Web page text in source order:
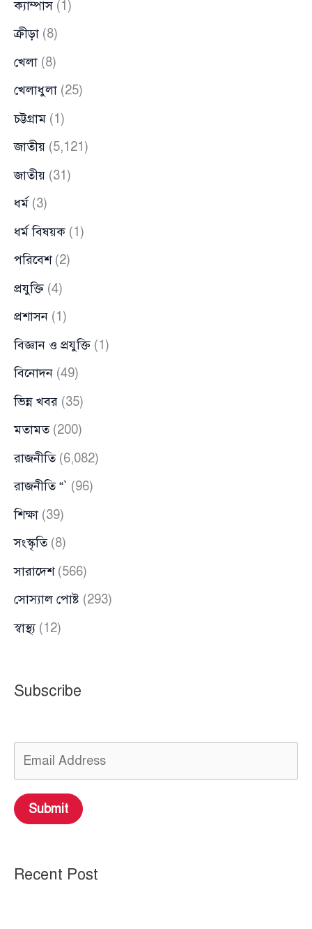
ক্যাম্পাস(1)
ক্রীড়া (8)
খেলা (8)
খেলাধুলা (25)
চট্টগ্রাম (1)
জাতীয় (5,121)
জাতীয় (31)
ধর্ম (3)
ধর্ম বিষয়ক (1)
পরিবেশ(2)
প্রযুক্তি (4)
প্রশাসন (1)
বিজ্ঞান ও প্রযুক্তি (1)
বিনোদন (49)
ভিন্ন খবর (35)
মতামত(200)
রাজনীতি(6,082)
রাজনীতি “` (96)
শিক্ষা (39)
সংস্কৃতি(8)
সারাদেশ(566)
সোস্যাল পোষ্ট (293)
স্বাস্থ্য(12)
Subscribe
Submit
Recent Post